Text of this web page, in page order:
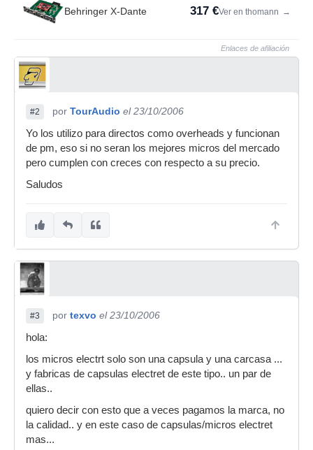
Behringer X-Dante 317 €Ver en thomann →
Enlaces de afiliación
#2 por TourAudio el 23/10/2006
Yo los utilizo para directos como overheads y funcionan
de pm, eso si no seran los mejores micros del mercado
pero cumplen con creces con respecto a su precio.
Saludos
#3 por texvo el 23/10/2006
hola:
los micros electrt solo son una capsula y una carcasa ...
y fabricas de capsulas electret de este tipo.. un par de
ellas..
quiero decir con esto que a veces pagamos la marca, no
la calidad.. y en este caso de capsulas/micros electret
mas...